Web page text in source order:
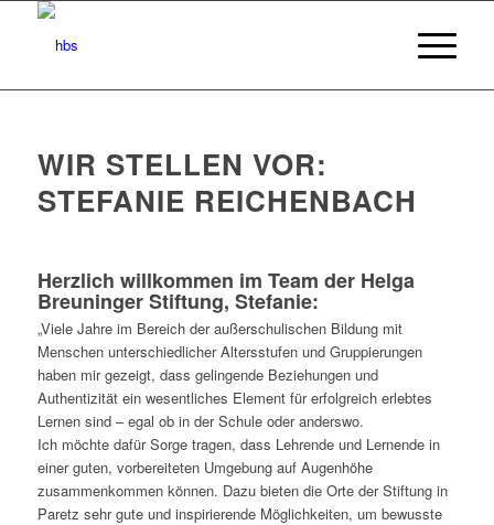
WIR STELLEN VOR:
STEFANIE REICHENBACH
Herzlich willkommen im Team der Helga
Breuninger Stiftung, Stefanie:
„Viele Jahre im Bereich der außerschulischen Bildung mit
Menschen unterschiedlicher Altersstufen und Gruppierungen
haben mir gezeigt, dass gelingende Beziehungen und
Authentizität ein wesentliches Element für erfolgreich erlebtes
Lernen sind – egal ob in der Schule oder anderswo.
Ich möchte dafür Sorge tragen, dass Lehrende und Lernende in
einer guten, vorbereiteten Umgebung auf Augenhöhe
zusammenkommen können. Dazu bieten die Orte der Stiftung in
Paretz sehr gute und inspirierende Möglichkeiten, um bewusste